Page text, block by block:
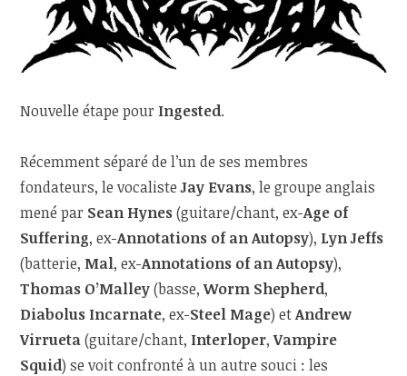
Nouvelle étape pour Ingested.
Récemment séparé de l’un de ses membres
fondateurs, le vocalisteJay Evans, le groupe anglais
mené par Sean Hynes(guitare/chant, ex-Age of
Suffering, ex-Annotations of an Autopsy), Lyn Jeffs
(batterie, Mal, ex-Annotations of an Autopsy),
Thomas O’Malley(basse,Worm Shepherd,
Diabolus Incarnate, ex-Steel Mage) etAndrew
Virrueta(guitare/chant, Interloper,Vampire
Squid) se voit confronté à un autre souci : les